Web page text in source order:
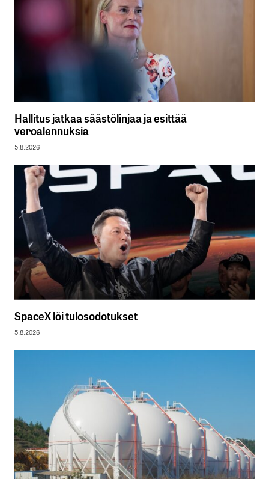
Hallitus jatkaa säästölinjaa ja esittää
veroalennuksia
5.8.2026
SpaceX löi tulosodotukset
5.8.2026